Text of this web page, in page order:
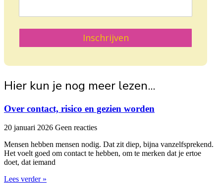
Inschrijven
Hier kun je nog meer lezen...
Over contact, risico en gezien worden
20 januari 2026 Geen reacties
Mensen hebben mensen nodig. Dat zit diep, bijna vanzelfsprekend.
Het voelt goed om contact te hebben, om te merken dat je ertoe
doet, dat iemand
Lees verder »